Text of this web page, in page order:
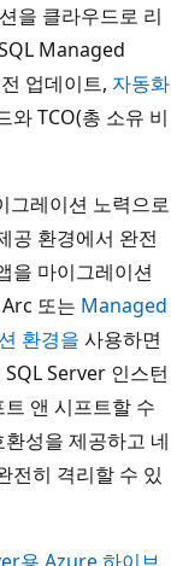
을 클라우드로 리
Managed
업데이트, 자동화
와 TCO(총 소유 비
레이션 노력으로
공 환경에서 완전
을 마이그레이션
또는 Managed
환경을 사용하면
Server 인스턴
앤 시프트할 수
성을 제공하고 네
전히 격리할 수 있
용 Azure 하이브